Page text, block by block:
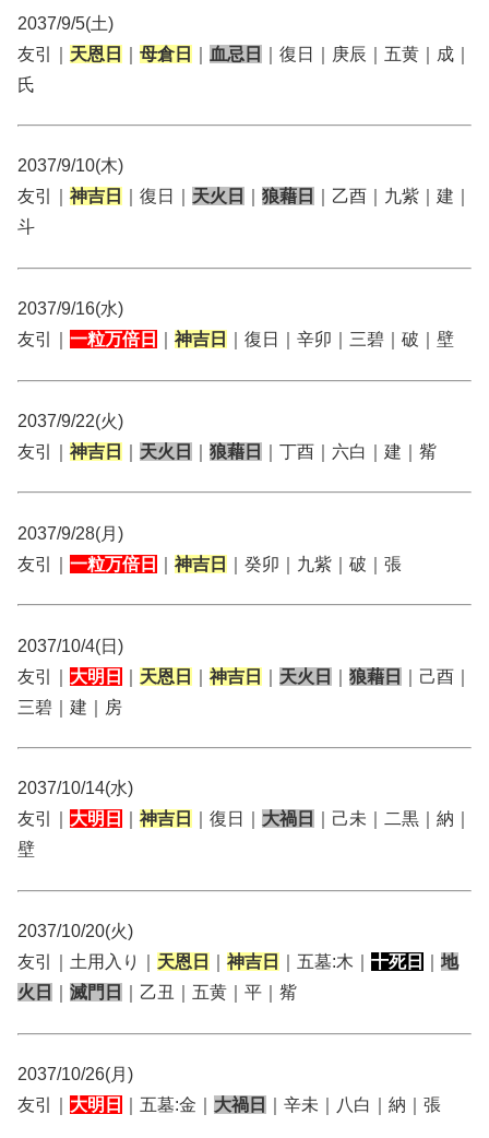
2037/9/5(土)
友引｜ 天恩日 母倉日 血忌日
｜復日｜庚辰｜五黄｜成｜
氏
2037/9/10(木)
友引｜ 神吉日 ｜復日｜ 天火日 狼藉日
｜乙酉｜九紫｜建｜
斗
2037/9/16(水)
友引｜ 一粒万倍日 神吉日 ｜復日｜辛卯｜三碧｜破｜壁
2037/9/22(火)
友引｜ 神吉日 天火日 狼藉日 ｜丁酉｜六白｜建｜觜
2037/9/28(月)
友引｜ 一粒万倍日 神吉日 ｜癸卯｜九紫｜破｜張
2037/10/4(日)
友引｜ 大明日 天恩日 神吉日 天火日 狼藉日
｜己酉｜
三碧｜建｜房
2037/10/14(水)
友引｜ 大明日 神吉日 ｜復日｜ 大禍日
｜己未｜二黒｜納｜
壁
2037/10/20(火)
友引｜土用入り｜ 天恩日 神吉日 ｜五墓:木｜ 十死日
地
火日
滅門日 ｜乙丑｜五黄｜平｜觜
2037/10/26(月)
友引｜ 大明日 ｜五墓:金｜ 大禍日 ｜辛未｜八白｜納｜張